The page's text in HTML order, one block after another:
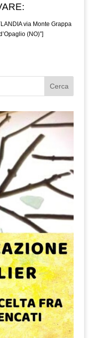
via Monte Grappa
(NO)”]
Cerca